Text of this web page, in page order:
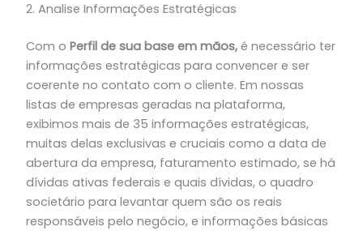
2. Analise Informações Estratégicas
Com o Perfil de sua base em mãos,é necessário ter
informações estratégicas para convencer e ser
coerente no contato com o cliente. Em nossas
listas de empresas geradas na plataforma,
exibimos mais de 35 informações estratégicas,
muitas delas exclusivas e cruciais como a data de
abertura da empresa, faturamento estimado, se há
dívidas ativas federais e quais dívidas, o quadro
societário para levantar quem são os reais
responsáveis pelo negócio, e informações básicas